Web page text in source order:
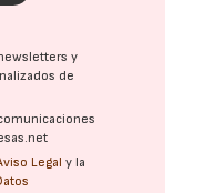
y
de
Legal y la